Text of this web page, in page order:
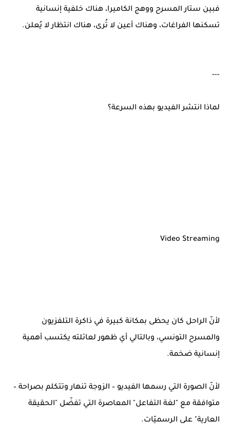
فبين ستار المسرح ووهج الكاميرا، هناك خلفية إنسانية
تسكنها الفراغات، وهناك أعين لا تُرى، هناك انتظار لا يُعلن.
---
لماذا انتشر الفيديو بهذه السرعة؟
Video Streaming
لأنّ الراحل كان يحظى بمكانة كبيرة في ذاكرة التلفزيون
والمسرح التونسي، وبالتالي أي ظهور لعائلته يكتسب أهمية
إنسانية ضخمة.
لأنّ الصورة التي رسمها الفيديو – الزوجة تنهار وتتكلم بصراحة –
متوافقة مع "لغة التفاعل" المعاصرة التي تفضّل "الحقيقة
العارية" على الرسميّات.